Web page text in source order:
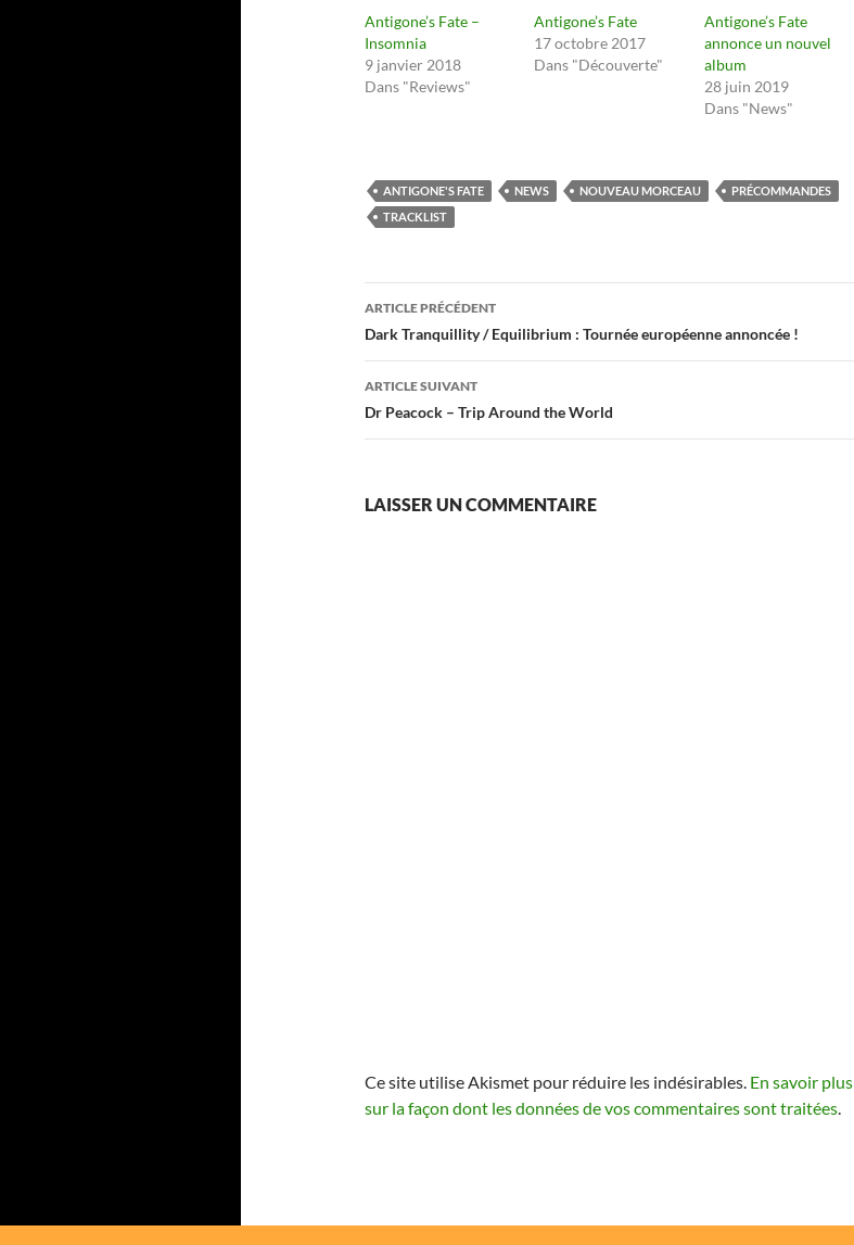
Antigone’s Fate –
Insomnia
9 janvier 2018
Dans "Reviews"
Antigone’s Fate
17 octobre 2017
Dans "Découverte"
Antigone’s Fate
annonce un nouvel
album
28 juin 2019
Dans "News"
ANTIGONE'S FATE NEWS NOUVEAU MORCEAU
PRÉCOMMANDES
TRACKLIST
Navigation
des
articles
ARTICLE PRÉCÉDENT
Dark Tranquillity / Equilibrium : Tournée européenne annoncée !
ARTICLE SUIVANT
Dr Peacock – Trip Around the World
LAISSER UN COMMENTAIRE
Ce site utilise Akismet pour réduire les indésirables. En savoir plus
sur la façon dont les données de vos commentaires sont traitées.